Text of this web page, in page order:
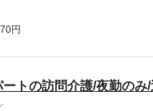
円
トの訪問介護/夜勤のみ